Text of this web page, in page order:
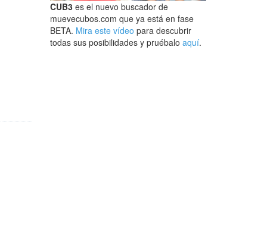
CUB3es el nuevo buscador de
muevecubos.com que ya está en fase
BETA. Mira este vídeo para descubrir
todas sus posibilidades y pruébalo aquí.